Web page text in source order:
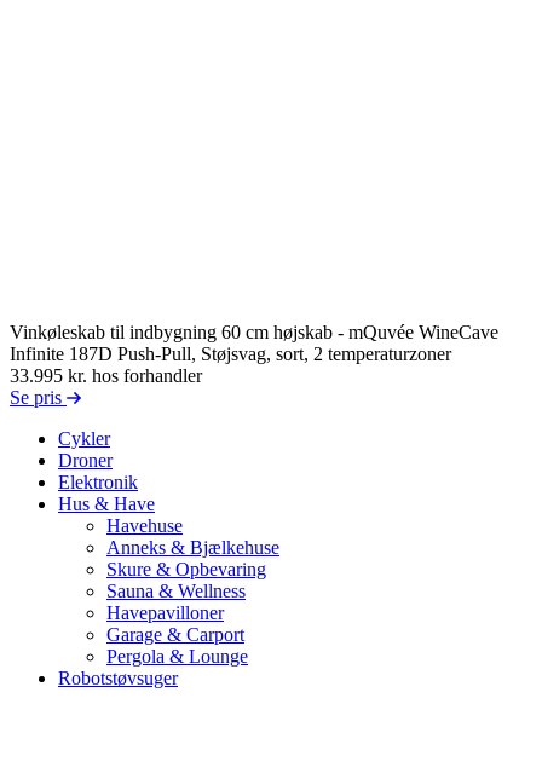
Vinkøleskab til indbygning 60 cm højskab - mQuvée WineCave
Infinite 187D Push-Pull, Støjsvag, sort, 2 temperaturzoner
33.995 kr. hos forhandler
Se pris
Cykler
Droner
Elektronik
Hus & Have
Havehuse
Anneks & Bjælkehuse
Skure & Opbevaring
Sauna & Wellness
Havepavilloner
Garage & Carport
Pergola & Lounge
Robotstøvsuger